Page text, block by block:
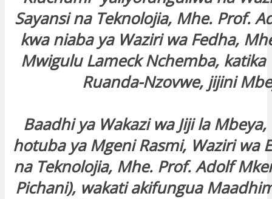
Sayansi na Teknolojia, Mhe. Prof.
kwa niaba ya Waziri wa Fedha,
Mwigulu Lameck Nchemba, katika
Ruanda-Nzovwe, jijini
Baadhi ya Wakazi wa Jiji la
hotuba ya Mgeni Rasmi, Waziri wa
na Teknolojia, Mhe. Prof. Adolf
Pichani), wakati akifungua